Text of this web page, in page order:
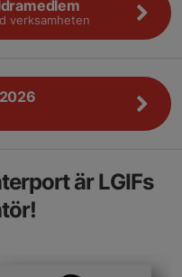
verksamheten
är LGIFs